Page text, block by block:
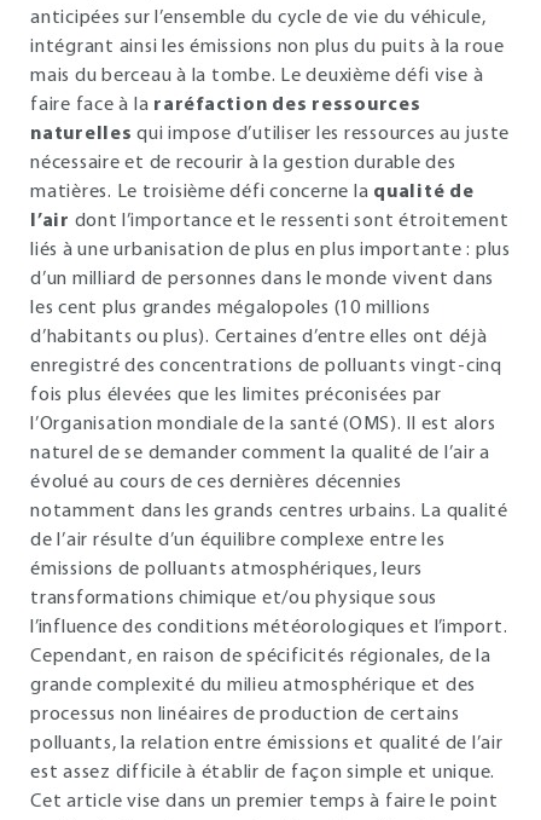
anticipées sur l’ensemble du cycle de vie du véhicule,
intégrant ainsi les émissions non plus du puits à la roue
mais du berceau à la tombe. Le deuxième défi vise à
faire face à la raréfaction des ressources
naturelles qui impose d’utiliser les ressources au juste
nécessaire et de recourir à la gestion durable des
matières. Le troisième défi concerne la qualité de
l’air dont l’importance et le ressenti sont étroitement
liés à une urbanisation de plus en plus importante : plus
d’un milliard de personnes dans le monde vivent dans
les cent plus grandes mégalopoles (10 millions
d’habitants ou plus). Certaines d’entre elles ont déjà
enregistré des concentrations de polluants vingt-cinq
fois plus élevées que les limites préconisées par
l’Organisation mondiale de la santé (OMS). Il est alors
naturel de se demander comment la qualité de l’air a
évolué au cours de ces dernières décennies
notamment dans les grands centres urbains. La qualité
de l’air résulte d’un équilibre complexe entre les
émissions de polluants atmosphériques, leurs
transformations chimique et/ou physique sous
l’influence des conditions météorologiques et l’import.
Cependant, en raison de spécificités régionales, de la
grande complexité du milieu atmosphérique et des
processus non linéaires de production de certains
polluants, la relation entre émissions et qualité de l’air
est assez difficile à établir de façon simple et unique.
Cet article vise dans un premier temps à faire le point